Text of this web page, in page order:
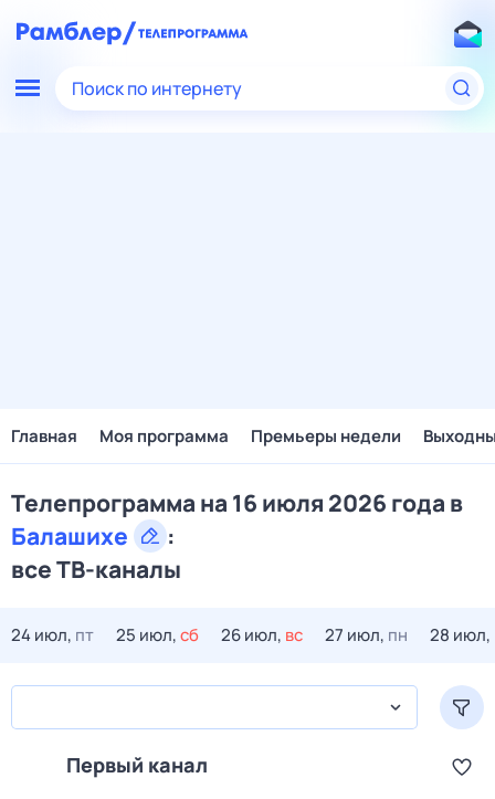
Поиск по интернету
Главная Моя программа Премьеры недели
Телепрограмма на 16 июля 2026 года в
Балашихе
:
все ТВ-каналы
24 июл, пт 25 июл,сб 26 июл, вс 27 июл, пн 28 июл,
Первый канал